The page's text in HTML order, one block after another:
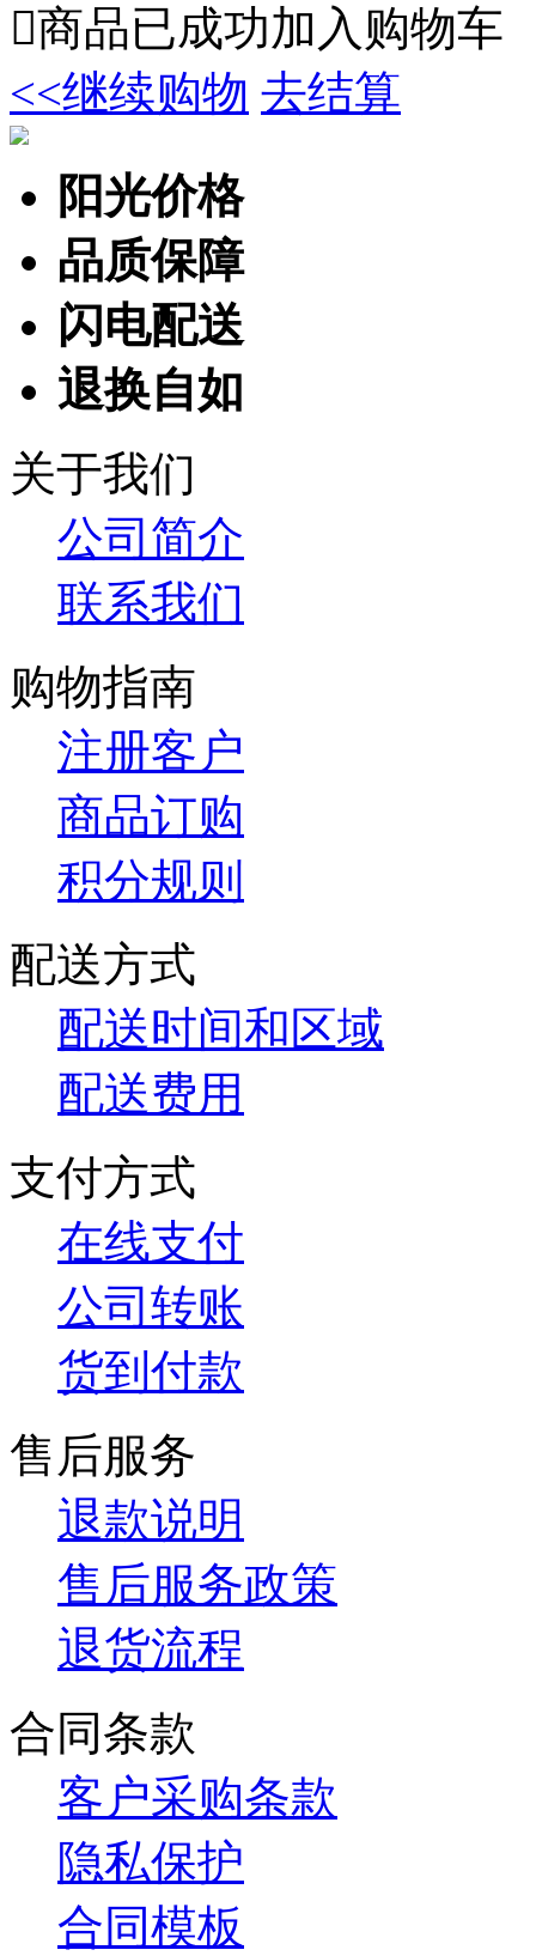
商品已成功加入购物车
<<继续购物 去结算
阳光价格
品质保障
闪电配送
退换自如
关于我们
公司简介
联系我们
购物指南
注册客户
商品订购
积分规则
配送方式
配送时间和区域
配送费用
支付方式
在线支付
公司转账
货到付款
售后服务
退款说明
售后服务政策
退货流程
合同条款
客户采购条款
隐私保护
合同模板